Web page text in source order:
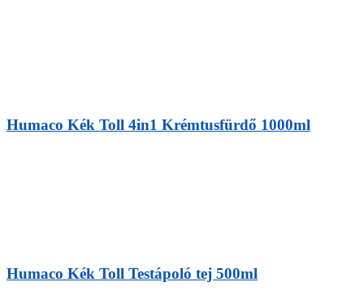
Humaco Kék Toll 4in1 Krémtusfürdő 1000ml
Humaco Kék Toll Testápoló tej 500ml